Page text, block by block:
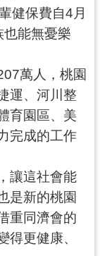
健保費自4月
能無憂樂
萬人，桃園
運、河川整
育園區、美
完成的工作
讓這社會能
是新的桃園
重同濟會的
得更健康、